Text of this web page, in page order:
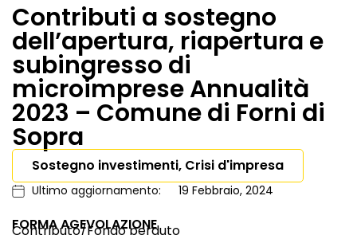
Contributi a sostegno
dell’apertura, riapertura e
subingresso di
microimprese Annualità
2023 – Comune di Forni di
Sopra
Sostegno investimenti, Crisi d'impresa
Ultimo aggiornamento: 19 Febbraio, 2024
FORMA AGEVOLAZIONE
Contributo/Fondo perduto